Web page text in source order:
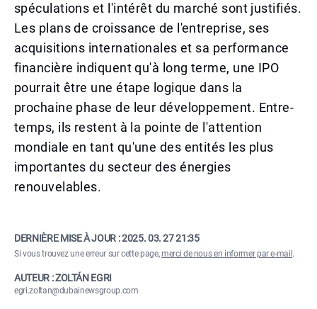
spéculations et l'intérêt du marché sont justifiés.
Les plans de croissance de l'entreprise, ses
acquisitions internationales et sa performance
financière indiquent qu'à long terme, une IPO
pourrait être une étape logique dans la
prochaine phase de leur développement. Entre-
temps, ils restent à la pointe de l'attention
mondiale en tant qu'une des entités les plus
importantes du secteur des énergies
renouvelables.
DERNIÈRE MISE À JOUR :2025. 03. 27 21:35
Si vous trouvez une erreur sur cette page,merci de nous en informer par e-mail .
AUTEUR : ZOLTÁN EGRI
egri.zoltan@dubainewsgroup.com